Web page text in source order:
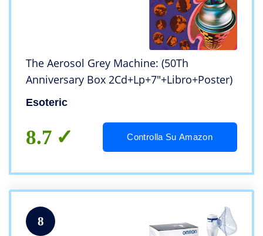
The Aerosol Grey Machine: (50Th
Anniversary Box 2Cd+Lp+7″+Libro+Poster)
Esoteric
8.7 Controlla Su Amazon
8